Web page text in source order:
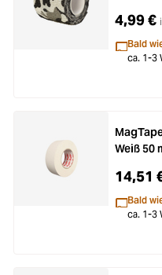
4,99 €
Bald
ca. 1-3
Weiß 50
14,51
Bald
ca. 1-3